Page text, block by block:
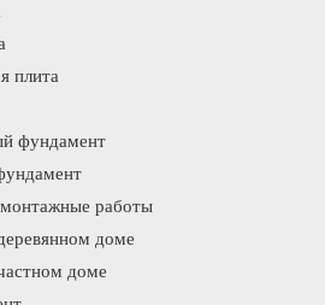
плита
фундамент
работы
доме
доме